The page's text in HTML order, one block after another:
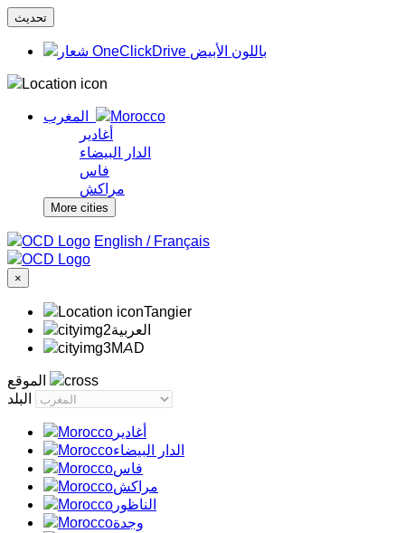
المغرب
أغادير
الدار البيضاء
فاس
مراكش
More cities
/ Français
×
Tangier
‏العربية‏
MAD
أغادير
الدار البيضاء
فاس
مراكش
الناظور
وجدة